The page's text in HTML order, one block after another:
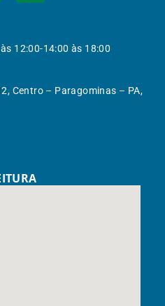
12:00-14:00 às 18:00
Centro – Paragominas – PA,